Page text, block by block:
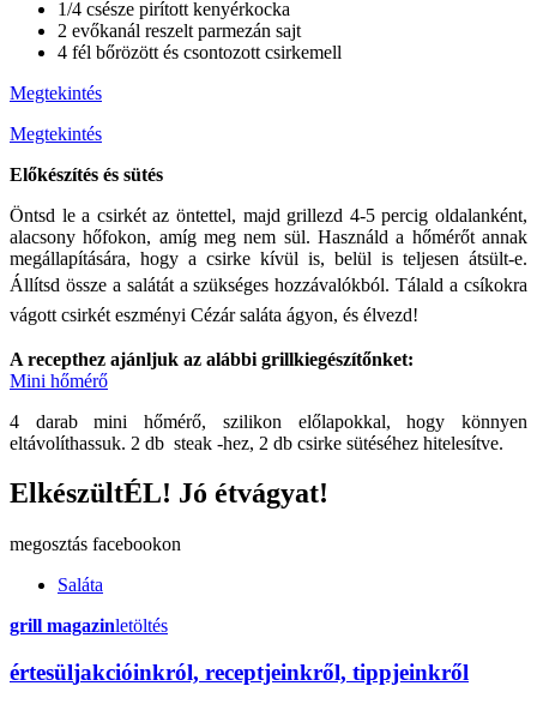
1/4 csésze pirított kenyérkocka
2 evőkanál reszelt parmezán sajt
4 fél bőrözött és csontozott csirkemell
Megtekintés
Megtekintés
Előkészítés és sütés
Öntsd le a csirkét az öntettel, majd grillezd 4-5 percig oldalanként,
alacsony hőfokon, amíg meg nem sül. Használd a hőmérőt annak
megállapítására, hogy a csirke kívül is, belül is teljesen átsült-e.
Állítsd össze a salátát a szükséges hozzávalókból.Tálald a csíkokra
vágott csirkét eszményi Cézár saláta ágyon, és élvezd!
A recepthez ajánljuk az alábbi grillkiegészítőnket:
Mini hőmérő
4 darab mini hőmérő, szilikon előlapokkal, hogy könnyen
eltávolíthassuk. 2 db steak -hez, 2 db csirke sütéséhez hitelesítve.
ElkészültÉL! Jó étvágyat!
megosztás facebookon
Saláta
grill magazinletöltés
értesüljakcióinkról, receptjeinkről, tippjeinkről